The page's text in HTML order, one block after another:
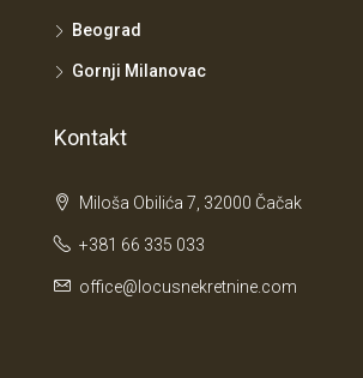
Beograd
Gornji Milanovac
Kontakt
Miloša Obilića 7, 32000 Čačak
+381 66 335 033
office@locusnekretnine.com